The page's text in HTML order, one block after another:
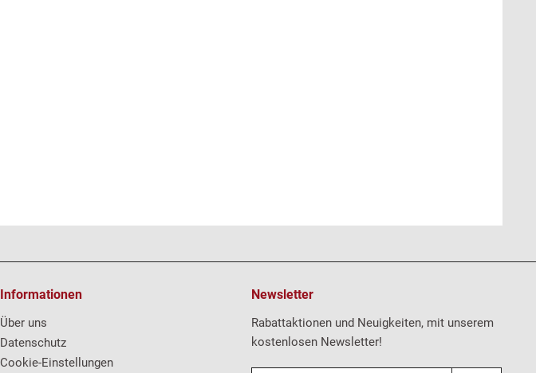
Informationen
Über uns
Datenschutz
Cookie-Einstellungen
Newsletter
Rabattaktionen und Neuigkeiten, mit unserem
kostenlosen Newsletter!